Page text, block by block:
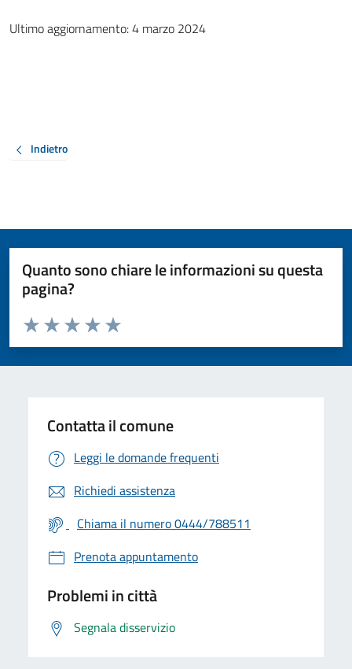
Ultimo aggiornamento: 4 marzo 2024
Indietro
Quanto sono chiare le informazioni su questa
pagina?
Valuta da 1 a 5 stelle la pagina
Valuta 5 stelle su 5
Valuta 4 stelle su 5
Valuta 3 stelle su 5
Valuta 2 stelle su 5
Valuta 1 stelle su 5
Contatta il comune
Leggi le domande frequenti
Richiedi assistenza
Chiama il numero 0444/788511
Prenota appuntamento
Problemi in città
Segnala disservizio